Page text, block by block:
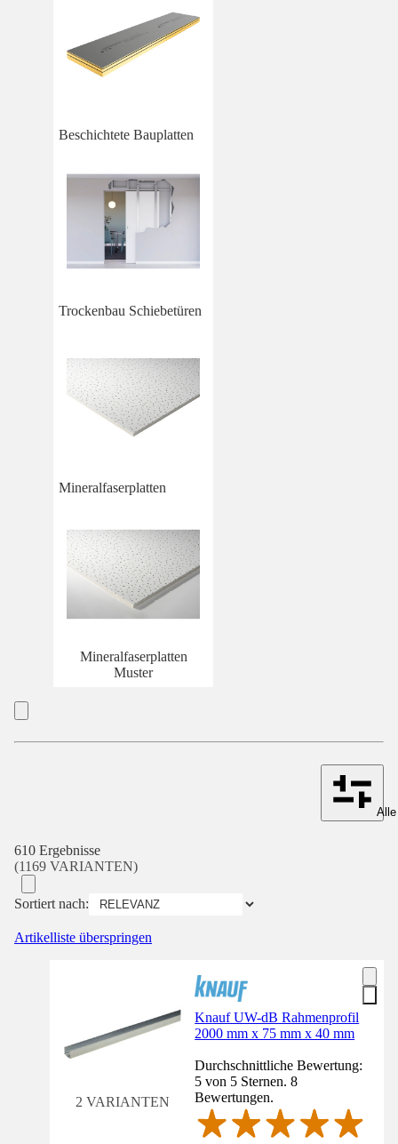
Beschichtete Bauplatten
Trockenbau Schiebetüren
Mineralfaserplatten
Mineralfaserplatten
Muster
610 Ergebnisse
(1169 VARIANTEN)
Sortiert nach:
Artikelliste überspringen
2 VARIANTEN
Knauf UW-dB Rahmenprofil
2000 mm x 75 mm x 40 mm
Durchschnittliche Bewertung:
5 von 5 Sternen. 8
Bewertungen.